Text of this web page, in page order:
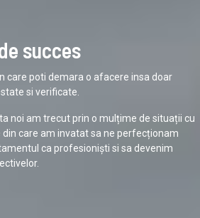
succes
care poti demara o afacere insa doar
si verificate.
noi am trecut prin o mulțime de situații cu
care am invatat sa ne perfecționam
ca profesioniști si sa devenim